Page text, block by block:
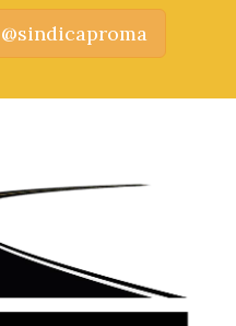
@sindicaproma